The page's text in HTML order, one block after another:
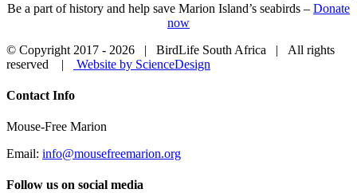
Be a part of history and help save Marion Island’s seabirds – Donate
now
© Copyright 2017 - 2026 | BirdLife South Africa | All rights
reserved |
Website by ScienceDesign
Close
Bar
Contact Info
Mouse-Free Marion
Email: info@mousefreemarion.org
Follow us on social media